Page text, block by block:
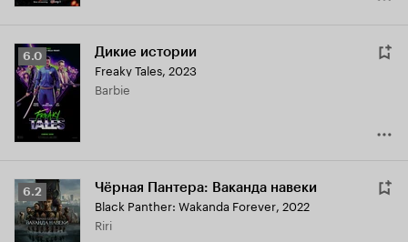
Рейтинг
Кинопоиска
6.0
6.0 Дикие истории
Freaky Tales, 2023
Barbie
Рейтинг
Кинопоиска
6.2
6.2 Чёрная Пантера: Ваканда навеки
Black Panther: Wakanda Forever, 2022
Riri